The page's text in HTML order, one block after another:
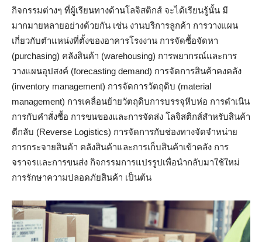
กิจกรรมต่างๆ ที่ผู้เรียนทางด้านโลจิสติกส์ จะได้เรียนรู้นั้น มี
มากมายหลายอย่างด้วยกัน เช่น งานบริการลูกค้า การวางแผน
เกี่ยวกับตำแหน่งที่ตั้งของอาคารโรงงาน การจัดซื้อจัดหา
(purchasing) คลังสินค้า (warehousing) การพยากรณ์และการ
วางแผนอุปสงค์ (forecasting demand) การจัดการสินค้าคงคลัง
(inventory management) การจัดการวัตถุดิบ (material
management) การเคลื่อนย้ายวัตถุดิบการบรรจุหีบห่อ การดำเนิน
การกับคำสั่งซื้อ การขนของและการจัดส่ง โลจิสติกส์สำหรับสินค้า
ตีกลับ (Reverse Logistics) การจัดการกับช่องทางจัดจำหน่าย
การกระจายสินค้า คลังสินค้าและการเก็บสินค้าเข้าคลัง การ
จราจรและการขนส่ง กิจกรรมการแปรรูปเพื่อนำกลับมาใช้ใหม่
การรักษาความปลอดภัยสินค้า เป็นต้น